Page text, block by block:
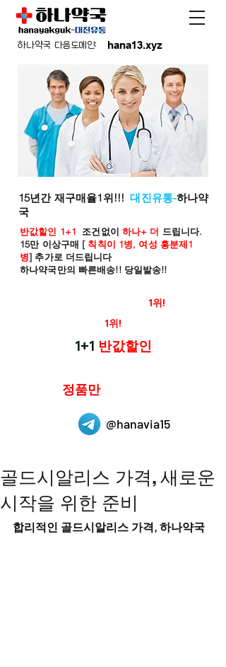
hana13.xyz
하나약국 다음도메인:
15년간 재구매율1위!!!대진유통-하나약
국
반값할인 1+1 조건없이 하나+ 더 드립니다.
15만 이상구매 [ 칙칙이 1병, 여성 흥분제1
병] 추가로 더드립니다
하나약국만의 빠른배송!! 당일발송!!
1위!
1위!
1+1 반값할인
정품만
@hanavia15
골드시알리스 가격, 새로운
시작을 위한 준비
합리적인 골드시알리스 가격, 하나약국